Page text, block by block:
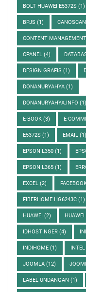
BOLT HUAWEI E5372S (1)
BPJS (1)
CONTENT
CPANEL (4)
DESIGN GRAFIS (1)
DONANURYAHYA (1)
DONANURYAHYA.INFO (1)
E-BOOK (3) E-
E5372S (1) EMAIL (1)
EPSON L350 (1)
EPSON L365 (1)
EXCEL (2)
FIBERHOME HG6243C (1)
HUAWEI (2)
IDHOSTINGER (4)
INDIHOME (1)
JOOMLA (12)
LABEL UNDANGAN (1)